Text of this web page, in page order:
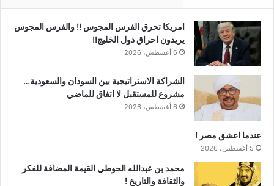
امريكا تحرق الفرس المجوس !! والفرس المجوس
يريدون احراق دول الخليج!!
6 أغسطس، 2026
الشراكة الاستراتيجية بين السودان والسعودية…
مشروع للمستقبل لا اتفاق للماضي
6 أغسطس، 2026
عندما اعشق مصر !
5 أغسطس، 2026
محمد بن عبدالله الحوطي القيمة المضافة للفكر
والثقافة والتاريخ !